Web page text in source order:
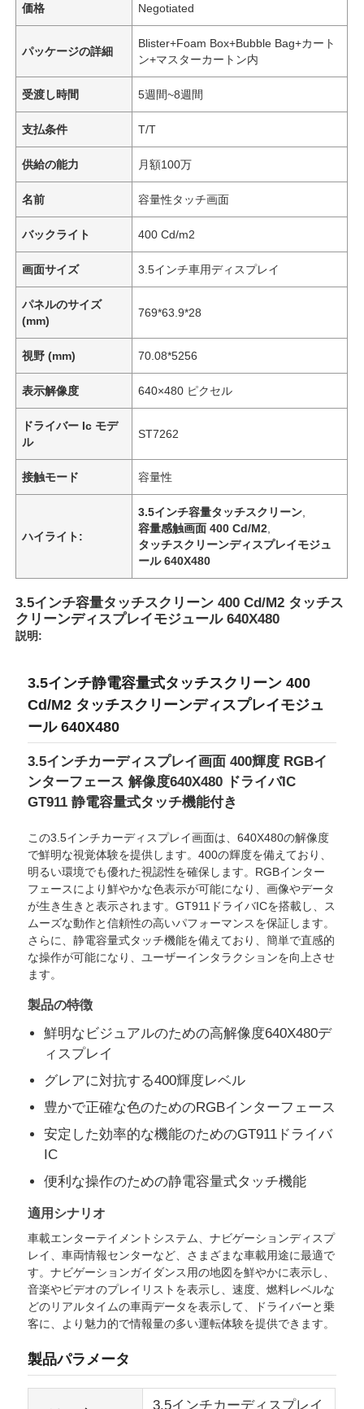
ホーム
動画
私たちについて
工場見学
お問い合わせ
ニュース
事件
TFT LCDディスプレイ
価格 Negotiated
パッケージの詳細
Blister+Foam Box+Bubble Bag+カート
ン+マスターカートン内
受渡し時間 5週間~8週間
支払条件 T/T
供給の能力 月額100万
名前 容量性タッチ画面
バックライト 400 Cd/m2
画面サイズ 3.5インチ車用ディスプレイ
パネルのサイズ
(mm)
769*63.9*28
視野 (mm) 70.08*5256
表示解像度 640×480 ピクセル
ドライバー Ic モデ
ル
ST7262
接触モード 容量性
ハイライト:
3.5インチ容量タッチスクリーン
容量感触画面 400 Cd/M2
タッチスクリーンディスプレイモジュ
ール 640X480
3.5インチ容量タッチスクリーン 400 Cd/M2 タッチス
クリーンディスプレイモジュール 640X480
説明:
3.5インチ静電容量式タッチスクリーン 400
Cd/M2 タッチスクリーンディスプレイモジュ
ール 640X480
3.5インチカーディスプレイ画面 400輝度 RGBイ
ンターフェース 解像度640X480 ドライバIC
GT911 静電容量式タッチ機能付き
この3.5インチカーディスプレイ画面は、640X480の解像度
で鮮明な視覚体験を提供します。400の輝度を備えており、
明るい環境でも優れた視認性を確保します。RGBインター
フェースにより鮮やかな色表示が可能になり、画像やデータ
が生き生きと表示されます。GT911ドライバICを搭載し、ス
ムーズな動作と信頼性の高いパフォーマンスを保証します。
さらに、静電容量式タッチ機能を備えており、簡単で直感的
な操作が可能になり、ユーザーインタラクションを向上させ
ます。
製品の特徴
鮮明なビジュアルのための高解像度640X480デ
ィスプレイ
グレアに対抗する400輝度レベル
豊かで正確な色のためのRGBインターフェース
安定した効率的な機能のためのGT911ドライバ
IC
便利な操作のための静電容量式タッチ機能
適用シナリオ
車載エンターテイメントシステム、ナビゲーションディスプ
レイ、車両情報センターなど、さまざまな車載用途に最適で
す。ナビゲーションガイダンス用の地図を鮮やかに表示し、
音楽やビデオのプレイリストを表示し、速度、燃料レベルな
どのリアルタイムの車両データを表示して、ドライバーと乗
客に、より魅力的で情報量の多い運転体験を提供できます。
製品パラメータ
3.5インチカーディスプレイ